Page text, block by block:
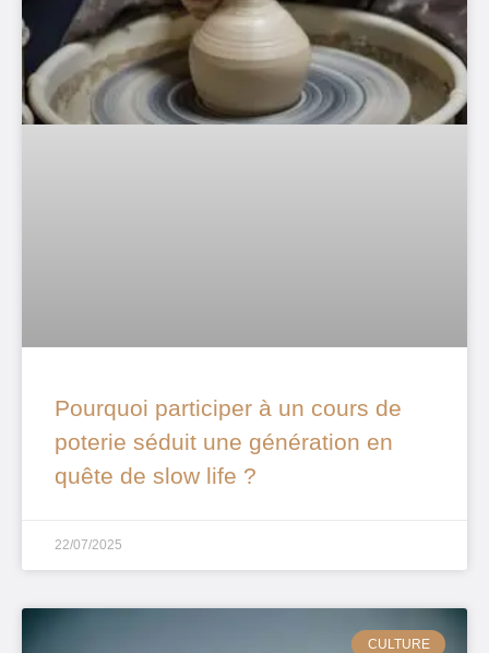
Pourquoi participer à un cours de
poterie séduit une génération en
quête de slow life ?
22/07/2025
CULTURE